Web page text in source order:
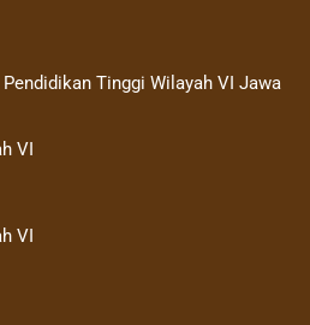
Tinggi Wilayah VI Jawa
VI
VI